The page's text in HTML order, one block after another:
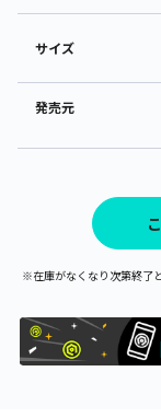
サイズ
発売元
※在庫がなくなり次第終了